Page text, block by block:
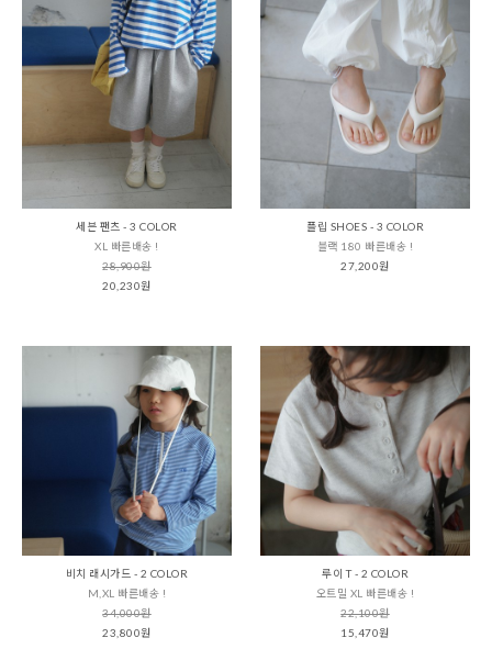
세븐 팬츠 - 3 COLOR
XL 빠른배송 !
28,900원
20,230원
플립 SHOES - 3 COLOR
블랙 180 빠른배송 !
27,200원
비치 래시가드 - 2 COLOR
M,XL 빠른배송 !
34,000원
23,800원
루이 T - 2 COLOR
오트밀 XL 빠른배송 !
22,100원
15,470원